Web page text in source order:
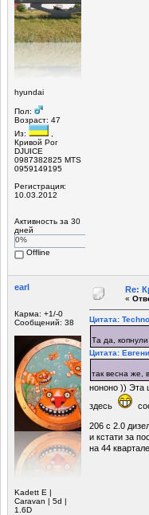
hyundai
Пол:
Возраст: 47
Из:
Кривой Рог
DJUICE
0987382825 MTS
0959149195
Регистрация:
10.03.2012
Активность за 30
дней
0%
Offline
earl
Карма: +1/-0
Сообщений: 38
Kadett Е |
Caravan | 5d |
1.6D
Re:
«
Цитата:
Та да,
Цитата:
так весна же,
нононо )) Эта
здесь
206 с 2.0
и кстати за
на 44